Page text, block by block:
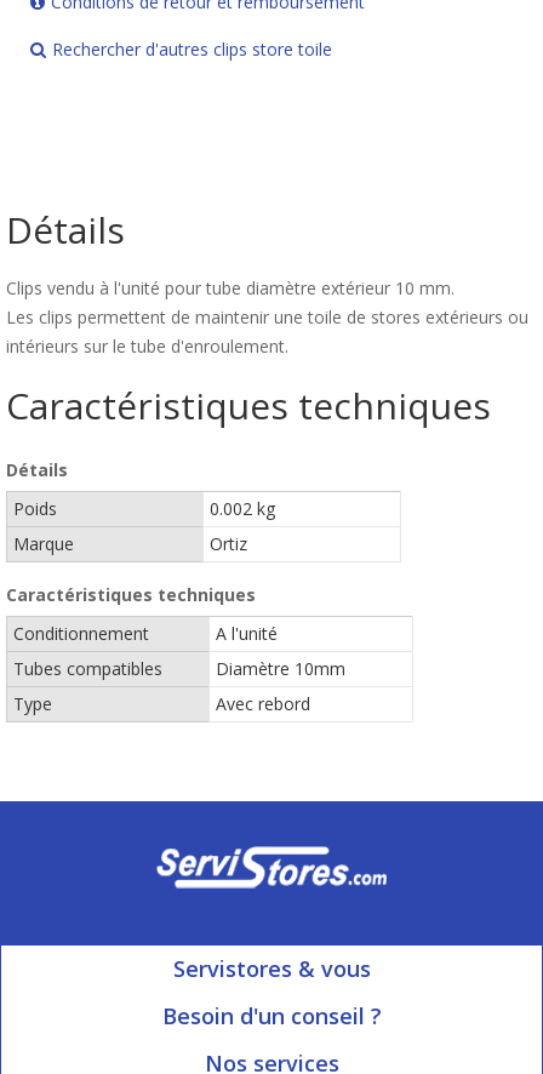
Rechercher d'autres clips store toile
Détails
Clips vendu à l'unité pour tube diamètre extérieur 10 mm.
Les clips permettent de maintenir une toile de stores extérieurs ou
intérieurs sur le tube d'enroulement.
Caractéristiques techniques
Détails
Poids
0.002 kg
Marque
Ortiz
Caractéristiques techniques
Conditionnement
A l'unité
Tubes compatibles
Diamètre 10mm
Type
Avec rebord
Servistores & vous
Mon compte
Besoin d'un conseil ?
Ouvert du Lundi au Vendredi
Nos services